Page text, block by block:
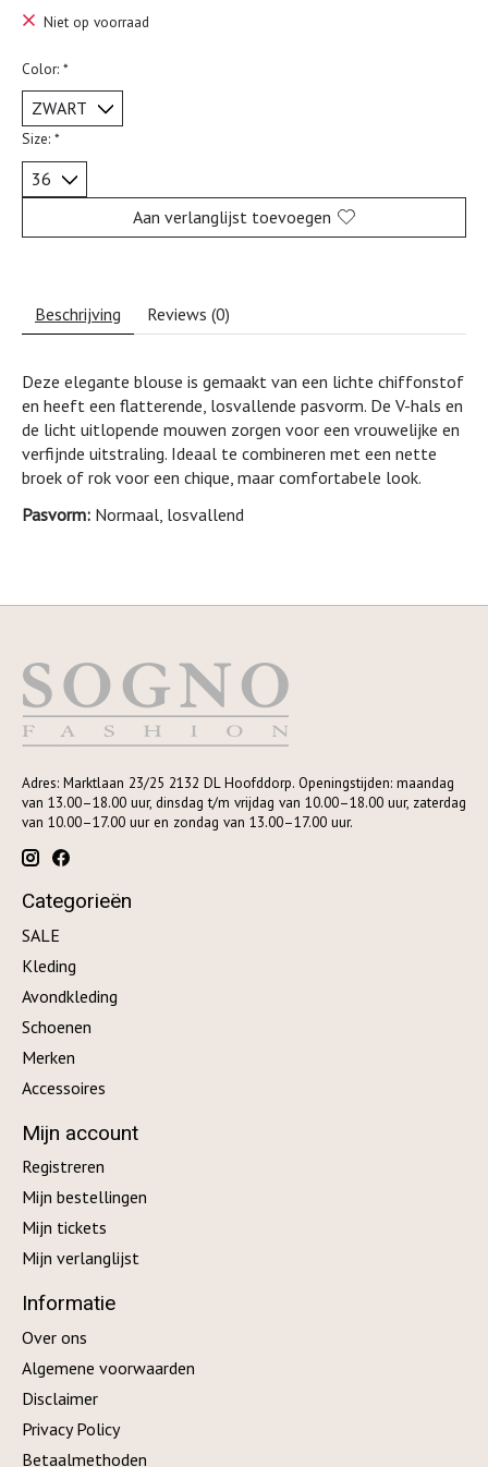
Niet op voorraad
Color: *
Size: *
Aan verlanglijst toevoegen
Beschrijving Reviews (0)
Deze elegante blouse is gemaakt van een lichte chiffonstof
en heeft een flatterende, losvallende pasvorm. De V-hals en
de licht uitlopende mouwen zorgen voor een vrouwelijke en
verfijnde uitstraling. Ideaal te combineren met een nette
broek of rok voor een chique, maar comfortabele look.
Pasvorm: Normaal, losvallend
Adres: Marktlaan 23/25 2132 DL Hoofddorp. Openingstijden: maandag
van 13.00–18.00 uur, dinsdag t/m vrijdag van 10.00–18.00 uur, zaterdag
van 10.00–17.00 uur en zondag van 13.00–17.00 uur.
Categorieën
SALE
Kleding
Avondkleding
Schoenen
Merken
Accessoires
Mijn account
Registreren
Mijn bestellingen
Mijn tickets
Mijn verlanglijst
Informatie
Over ons
Algemene voorwaarden
Disclaimer
Privacy Policy
Betaalmethoden